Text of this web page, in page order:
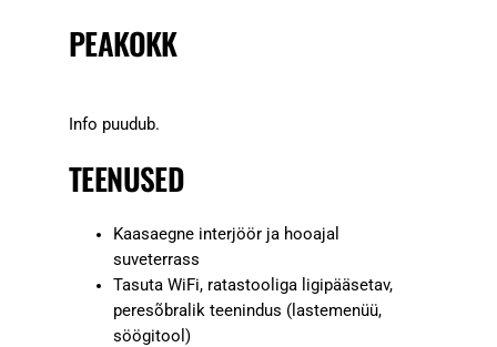
PEAKOKK
Info puudub.
TEENUSED
Kaasaegne interjöör ja hooajal
suveterrass
Tasuta WiFi, ratastooliga ligipääsetav,
peresõbralik teenindus (lastemenüü,
söögitool)